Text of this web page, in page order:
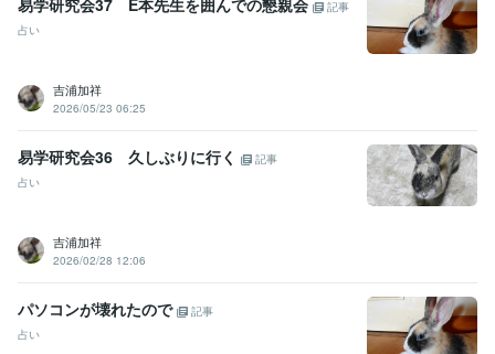
記事
占い
吉浦加祥
2026/05/23 06:25
易学研究会36 久しぶりに行く
記事
占い
吉浦加祥
2026/02/28 12:06
パソコンが壊れたので
記事
占い